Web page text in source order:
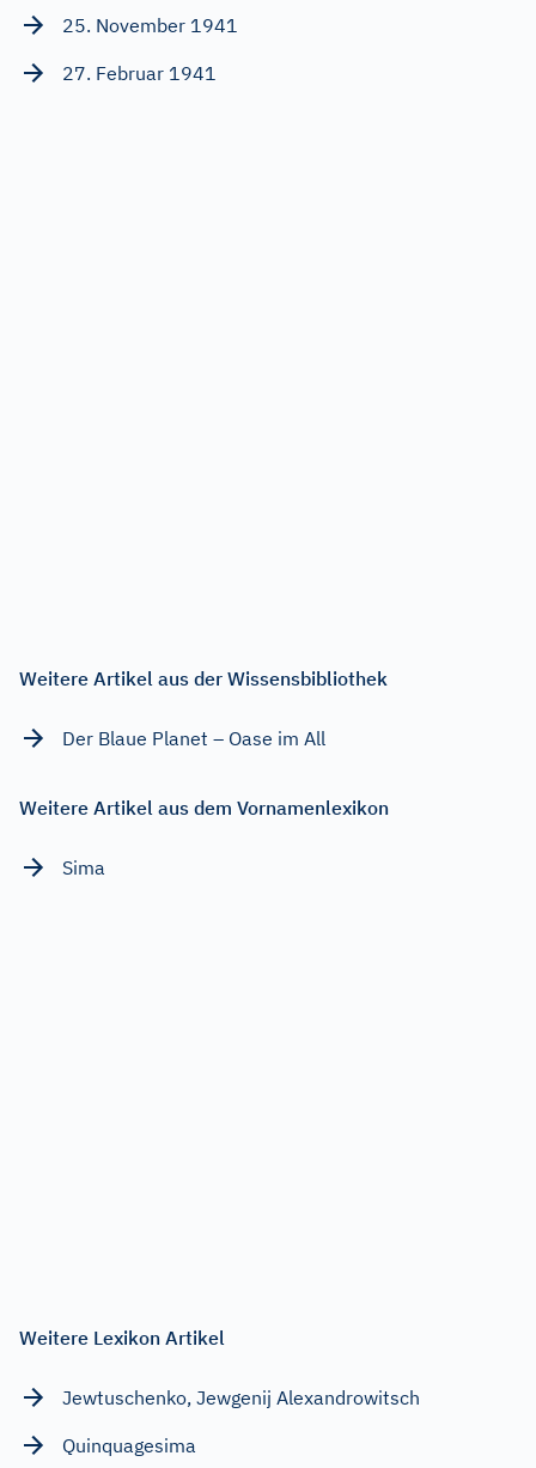
25. November 1941
27. Februar 1941
Weitere Artikel aus der Wissensbibliothek
Der Blaue Planet – Oase im All
Weitere Artikel aus dem Vornamenlexikon
Sima
Weitere Lexikon Artikel
Jewtuschenko, Jewgenij Alexandrowitsch
Quinquagesima